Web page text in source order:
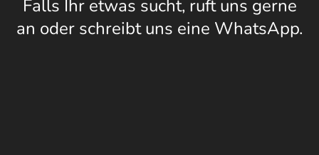
Falls Ihr etwas sucht, ruft uns gerne
an oder schreibt uns eine WhatsApp.